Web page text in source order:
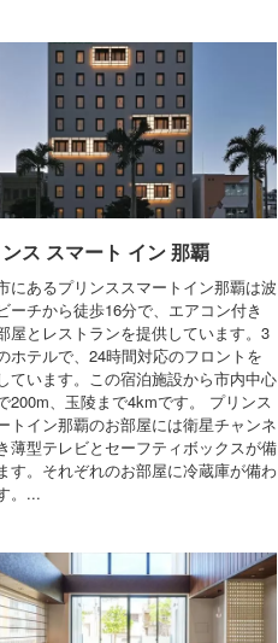
ス スマート イン 那覇
にあるプリンススマートイン那覇は波
ーチから徒歩16分で、エアコン付き
屋とレストランを提供しています。3
ホテルで、24時間対応のフロントを
ています。この宿泊施設から市内中心
200m、玉陵まで4kmです。 プリンス
トイン那覇のお部屋には衛星チャンネ
薄型テレビとセーフティボックスが備
す。それぞれのお部屋に冷蔵庫が備わ
。...